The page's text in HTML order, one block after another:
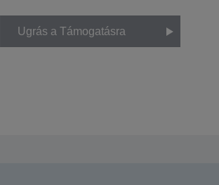
Ugrás a Támogatásra